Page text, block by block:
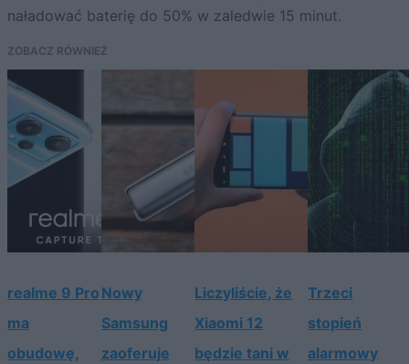
naładować baterię do 50% w zaledwie 15 minut.
ZOBACZ RÓWNIEŻ
realme 9 Pro
ma
obudowę,
Nowy
Samsung
zaoferuje
Liczyliście, że
Xiaomi 12
będzie tani w
Trzeci
stopień
alarmowy